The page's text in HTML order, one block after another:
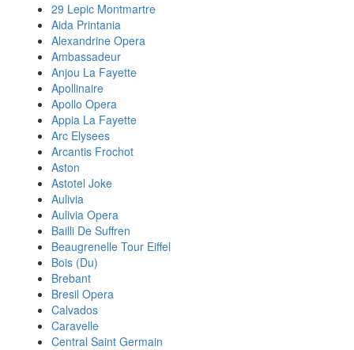
29 Lepic Montmartre
Aida Printania
Alexandrine Opera
Ambassadeur
Anjou La Fayette
Apollinaire
Apollo Opera
Appia La Fayette
Arc Elysees
Arcantis Frochot
Aston
Astotel Joke
Aulivia
Aulivia Opera
Bailli De Suffren
Beaugrenelle Tour Eiffel
Bois (Du)
Brebant
Bresil Opera
Calvados
Caravelle
Central Saint Germain